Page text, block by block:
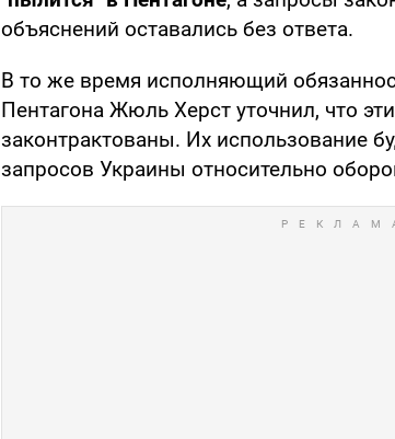
объяснений оставались без ответа.
В то же время исполняющий
Пентагона Жюль Херст уточнил, что
законтрактованы. Их использование
запросов Украины относительно